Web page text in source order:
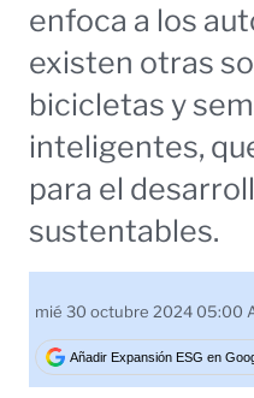
enfoca a los
existen otras
bicicletas y
inteligentes,
para el
sustentables.
mié 30 octubre 2024 05:00
Añadir Expansión ESG en